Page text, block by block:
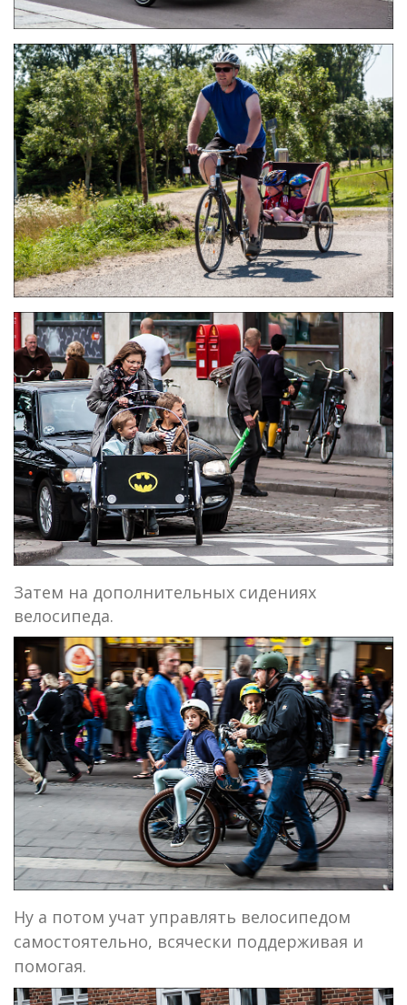
Затем на дополнительных сидениях
велосипеда.
Ну а потом учат управлять велосипедом
самостоятельно, всячески поддерживая и
помогая.